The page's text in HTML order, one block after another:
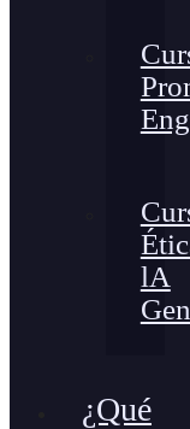
lA
¿Qué